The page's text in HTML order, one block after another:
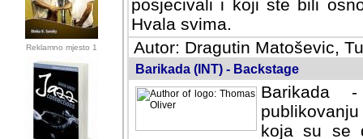
Reklamno mjesto 1
posjecivali i koji ste bili
Hvala svima.
Autor: Dragutin Matoševic,
Barikada (INT) - Backstage
Barikada
koja su se